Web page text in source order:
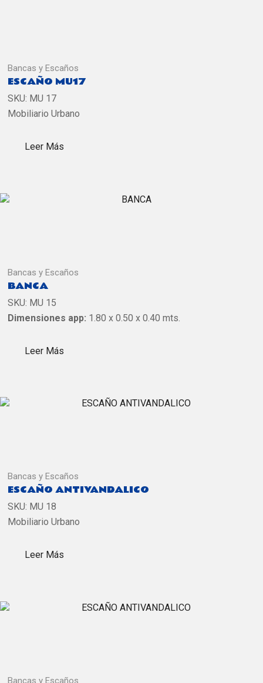
Bancas y Escaños
ESCAÑO MU17
SKU: MU 17
Mobiliario Urbano
Leer Más
Bancas y Escaños
BANCA
SKU: MU 15
Dimensiones app: 1.80 x 0.50 x 0.40 mts.
Leer Más
Bancas y Escaños
ESCAÑO ANTIVANDALICO
SKU: MU 18
Mobiliario Urbano
Leer Más
Bancas y Escaños